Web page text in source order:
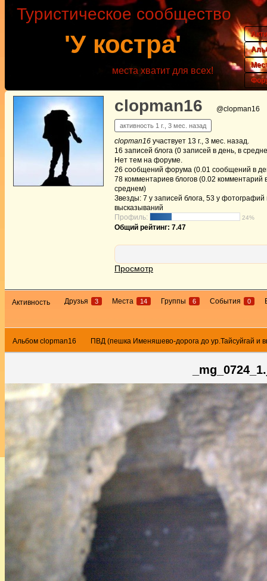
'У костра'
Туристическое сообщество
места хватит для всех!
clopman16 @clopman16
активность 1 г., 3 мес. назад
clopman16 участвует 13 г., 3 мес. назад.
16 записей блога (0 записей в день, в
Нет тем на форуме.
26 сообщений форума (0.01 сообщений в
78 комментариев блогов (0.02 комментарий
среднем)
Звезды: 7 у записей блога, 53 у фотографий
высказываний
Профиль:
24%
Общий рейтинг: 7.47
Просмотр
Активность Друзья 3 Места 14 Группы 6 События 0
Альбом clopman16 ПВД (пешка Именяшево-дорога до ур.Тайсуйгай и